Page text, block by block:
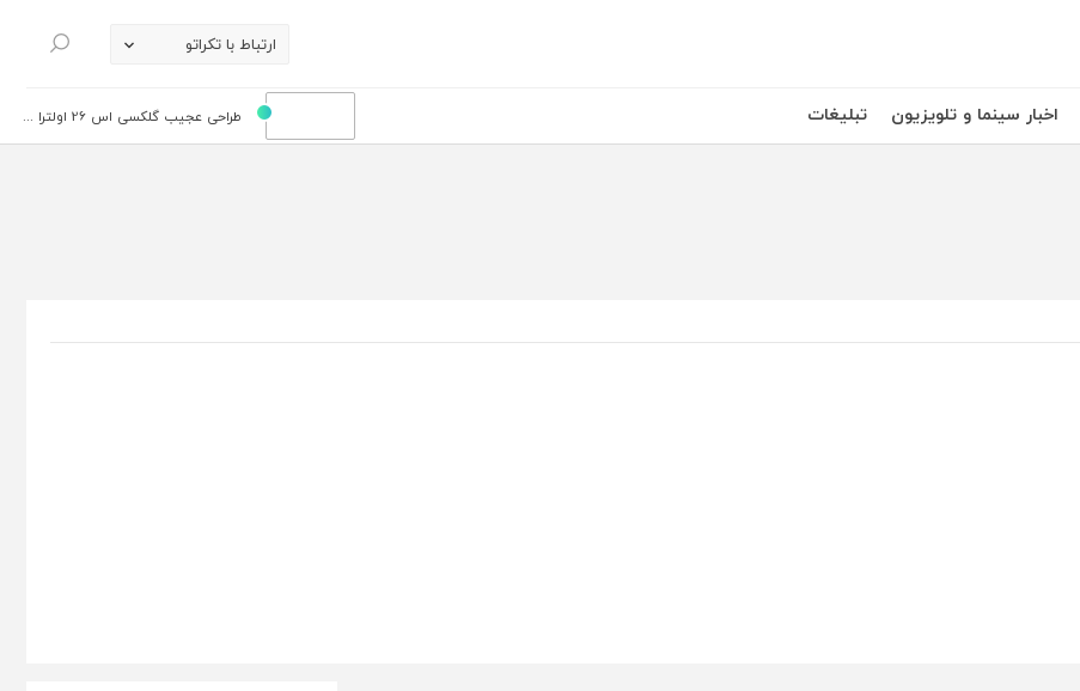
ارتباط با تکراتو
جستجو
اخبار سینما و تلویزیون تبلیغات طراحی عجیب گلکسی اس 26 اولترا ...